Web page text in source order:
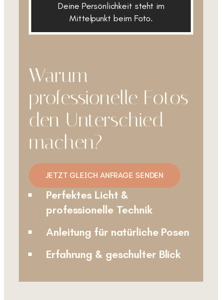
Deine Persönlichkeit steht im
Mittelpunkt beim Foto.
Warum
professionelle Fotos
den Unterschied
machen?
JETZT GLEICH ANFRAGE SENDEN
Perfektes Licht &
professionelle Technik
Anleitung für natürliche Posen
Erfahrung & geschulter Blick